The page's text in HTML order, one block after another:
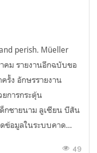
perish. Müeller
คม รายงานอีกฉบับขอ
รั้ง อักษรรายงาน
การกระตุ้น
กชายนาม ลูเซียน บีสัน
ข้อมูลในระบบคาด...
49